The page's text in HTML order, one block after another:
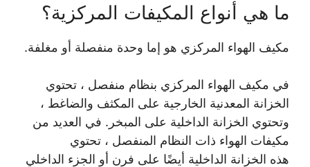
ما هي أنواع المكيفات المركزية؟
مكيف الهواء المركزي هو إما وحدة منفصلة أو مغلفة.
في مكيف الهواء المركزي بنظام منفصل ، تحتوي
الخزانة المعدنية الخارجية على المكثف والضاغط ،
وتحتوي الخزانة الداخلية على المبخر. في العديد من
مكيفات الهواء ذات النظام المنفصل ، تحتوي
هذه الخزانة الداخلية أيضًا على فرن أو الجزء الداخلي